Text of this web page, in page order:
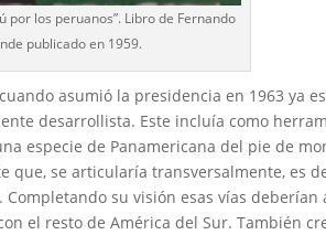
por los peruanos”. Libro de Fernando
publicado en 1959.
asumió la presidencia en 1963 ya
desarrollista. Este incluía como
especie de Panamericana del pie de
se articularía transversalmente, es
su visión esas vías deberían
el resto de América del Sur. También